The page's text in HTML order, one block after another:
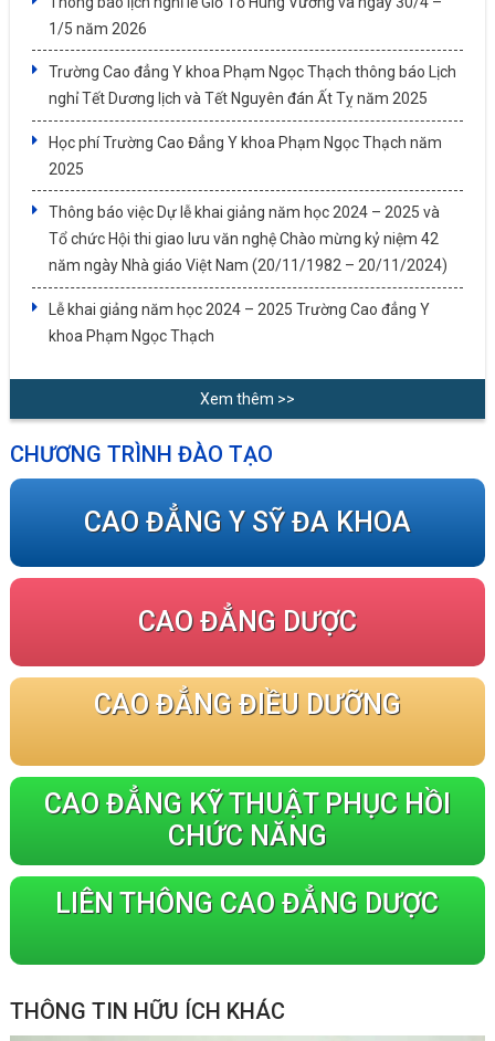
1/5 năm 2026
Trường Cao đẳng Y khoa Phạm Ngọc Thạch thông báo Lịch
nghỉ Tết Dương lịch và Tết Nguyên đán Ất Tỵ năm 2025
Học phí Trường Cao Đẳng Y khoa Phạm Ngọc Thạch năm
2025
Thông báo việc Dự lễ khai giảng năm học 2024 – 2025 và
Tổ chức Hội thi giao lưu văn nghệ Chào mừng kỷ niệm 42
năm ngày Nhà giáo Việt Nam (20/11/1982 – 20/11/2024)
Lễ khai giảng năm học 2024 – 2025 Trường Cao đẳng Y
khoa Phạm Ngọc Thạch
Xem thêm >>
CHƯƠNG TRÌNH ĐÀO TẠO
CAO ĐẲNG Y SỸ ĐA KHOA
CAO ĐẲNG DƯỢC
CAO ĐẲNG ĐIỀU DƯỠNG
CAO ĐẲNG KỸ THUẬT PHỤC HỒI
CHỨC NĂNG
LIÊN THÔNG CAO ĐẲNG DƯỢC
THÔNG TIN HỮU ÍCH KHÁC